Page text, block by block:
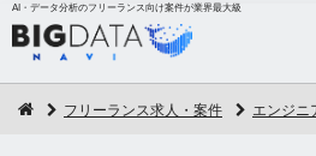
AI・データ分析のフリーランス向け案件が業界最大級
フリーランス求人・案件 エンジニ